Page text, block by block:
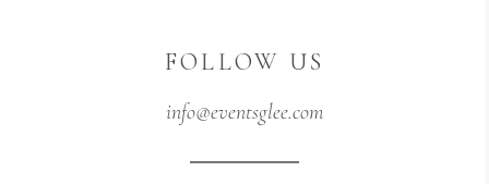
FOLLOW US
info@eventsglee.com